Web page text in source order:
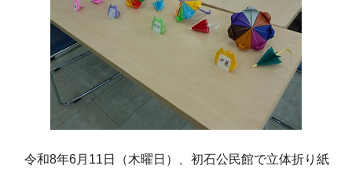
令和8年6月11日（木曜日）、初石公民館で立体折り紙